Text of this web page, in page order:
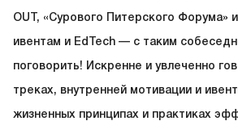
OUT, «Сурового Питерского Форума»
ивентам и EdTech — с таким
поговорить! Искренне и увлеченно
треках, внутренней мотивации и
жизненных принципах и практиках